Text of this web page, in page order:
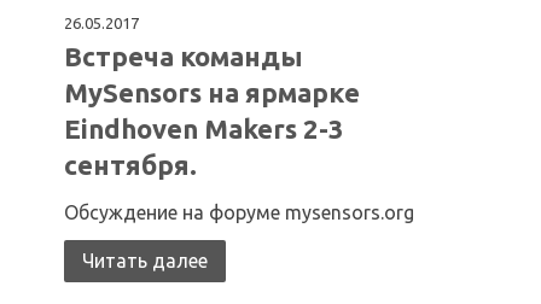
26.05.2017
Встреча команды
MySensors на ярмарке
Eindhoven Makers 2-3
сентября.
Обсуждение на форуме mysensors.org
Читать далее